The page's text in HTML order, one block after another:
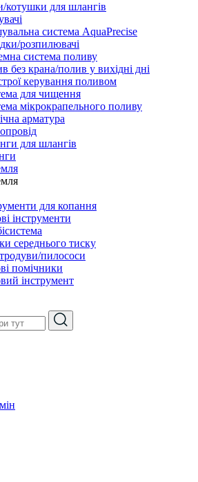
котушки для шлангів
система AquaPrecise
розпилювачі
система поливу
без крана/полив у вихідні дні
керування поливом
для чищення
мікрокрапельного поливу
арматура
для шлангів
для копання
інструменти
середнього тиску
пилососи
помічники
інструмент